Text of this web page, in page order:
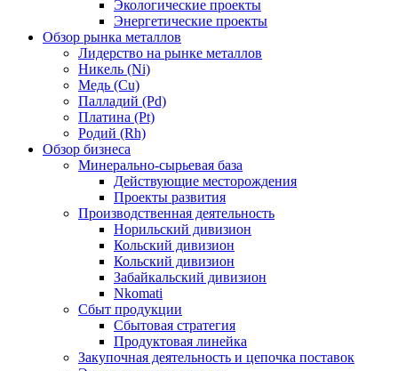
Экологические проекты
Энергетические проекты
Обзор рынка металлов
Лидерство на рынке металлов
Никель (Ni)
Медь (Cu)
Палладий (Pd)
Платина (Pt)
Родий (Rh)
Обзор бизнеса
Минерально-сырьевая база
Действующие месторождения
Проекты развития
Производственная деятельность
Норильский дивизион
Кольский дивизион
Кольский дивизион
Забайкальский дивизион
Nkomati
Сбыт продукции
Сбытовая стратегия
Продуктовая линейка
Закупочная деятельность и цепочка поставок